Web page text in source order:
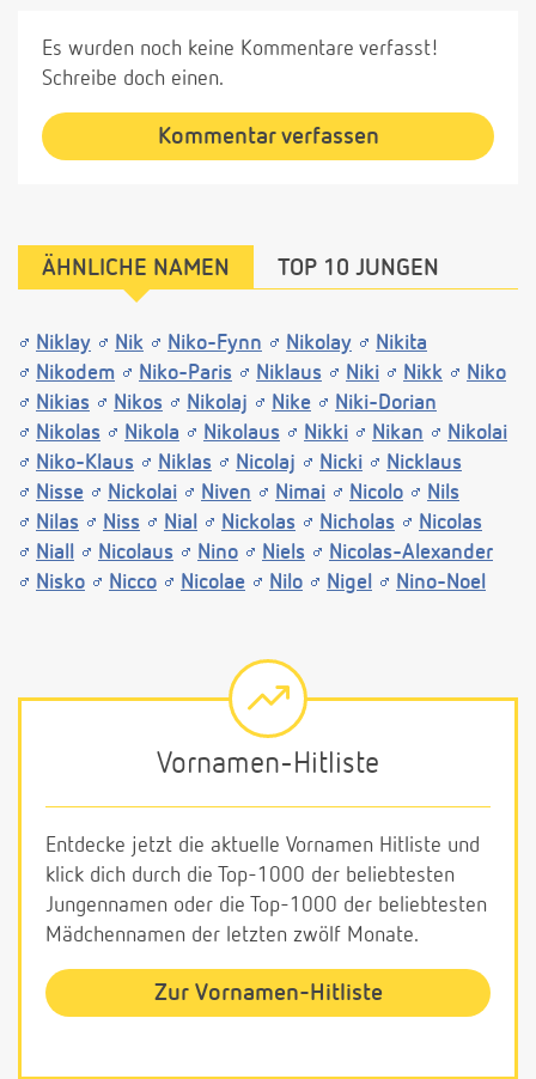
Es wurden noch keine Kommentare verfasst!
Schreibe doch einen.
Kommentar verfassen
ÄHNLICHE NAMEN TOP 10 JUNGEN
Niklay Nik Niko-Fynn Nikolay
Nikita
Nikodem
Niko-Paris Niklaus Niki Nikk
Niko
Nikias
Nikos Nikolaj Nike
Niki-Dorian
Nikolas
Nikola Nikolaus Nikki Nikan
Nikolai
Niko-Klaus
Niklas Nicolaj Nicki
Nicklaus
Nisse
Nickolai Niven Nimai Nicolo
Nils
Nilas
Niss Nial Nickolas Nicholas
Nicolas
Niall
Nicolaus Nino Niels
Nicolas-Alexander
Nisko
Nicco Nicolae Nilo Nigel Nino-Noel
Vornamen-Hitliste
Entdecke jetzt die aktuelle Vornamen Hitliste und
klick dich durch die Top-1000 der beliebtesten
Jungennamen oder die Top-1000 der beliebtesten
Mädchennamen der letzten zwölf Monate.
Zur Vornamen-Hitliste